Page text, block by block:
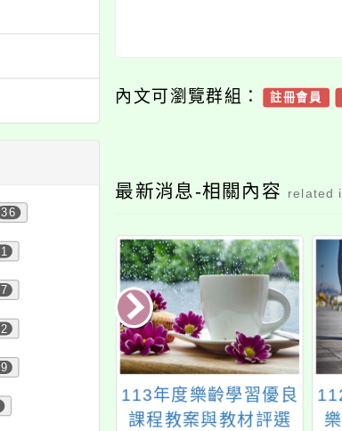
36
內文可瀏覽群組： 註冊會員
最新消息-相關內容 related
技博物館
本土教育人
113年度樂齡學習優良
課程教案與教材評選